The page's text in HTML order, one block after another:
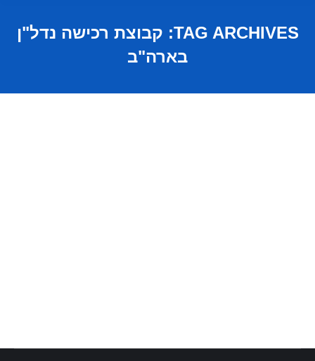
TAG ARCHIVES: קבוצת רכישה נדל"ן
בארה"ב